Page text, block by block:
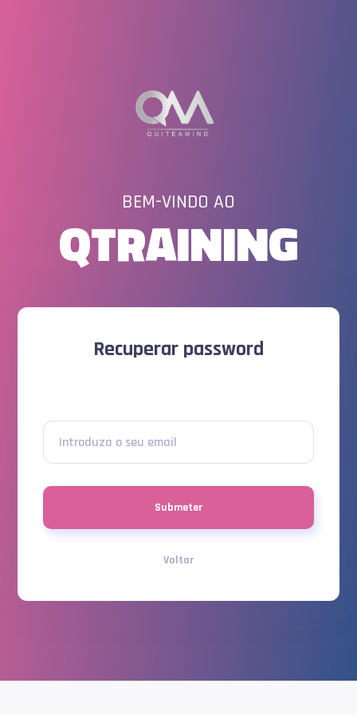
BEM-VINDO AO
QTRAINING
Recuperar password
Introduza o seu email
Submeter
Voltar